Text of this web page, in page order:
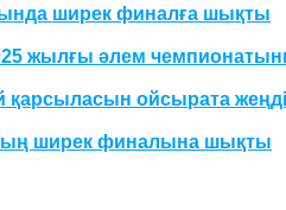
ширек финалға шықты
жылғы әлем
ойсырата жеңді
ширек финалына шықты